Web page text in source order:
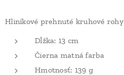
Hliníkové prehnuté kruhové
Dĺžka: 13 cm
Čierna matná farba
Hmotnosť: 139 g